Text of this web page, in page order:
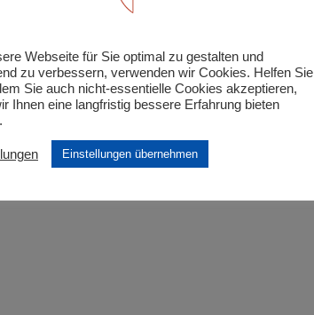
Hansefit“
mit*markiert
Webseite für Sie optimal zu gestalten und
zu verbessern, verwenden wir Cookies. Helfen Sie
Sie auch nicht-essentielle Cookies akzeptieren,
Ihnen eine langfristig bessere Erfahrung bieten
Einstellungen übernehmen